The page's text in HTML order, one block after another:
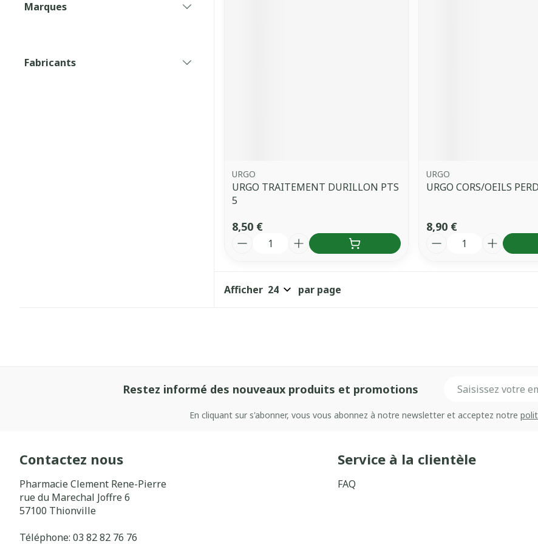
Marques
Fabricants
URGO
URGO TRAITEMENT DURILLON PTS
5
8,50 €
Quantité
URGO
URGO CORS/OEILS
8,90 €
Quantité
Afficher par page
Restez informé des nouveaux produits et promotions
En cliquant sur s'abonner, vous vous abonnez à notre newsletter et acceptez notre
Contactez nous
Pharmacie Clement Rene-Pierre
rue du Marechal Joffre 6
57100 Thionville
Téléphone: 03 82 82 76 76
Service à la clientèle
FAQ